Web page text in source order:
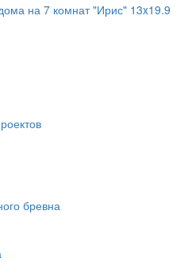
на 7 комнат"Ирис" 13x19.9
бревна